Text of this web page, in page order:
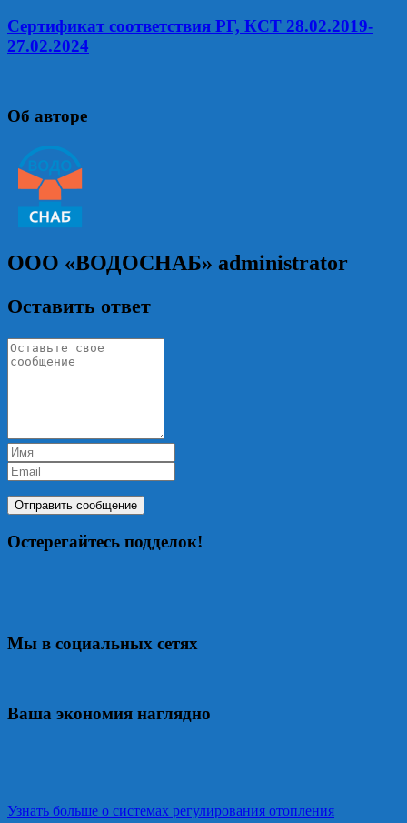
Сертификат соответствия РГ, КСТ 28.02.2019-
27.02.2024
Об авторе
ООО «ВОДОСНАБ» administrator
Оставить ответ
Остерегайтесь подделок!
Мы в социальных сетях
Ваша экономия наглядно
Узнать больше о системах регулирования отопления